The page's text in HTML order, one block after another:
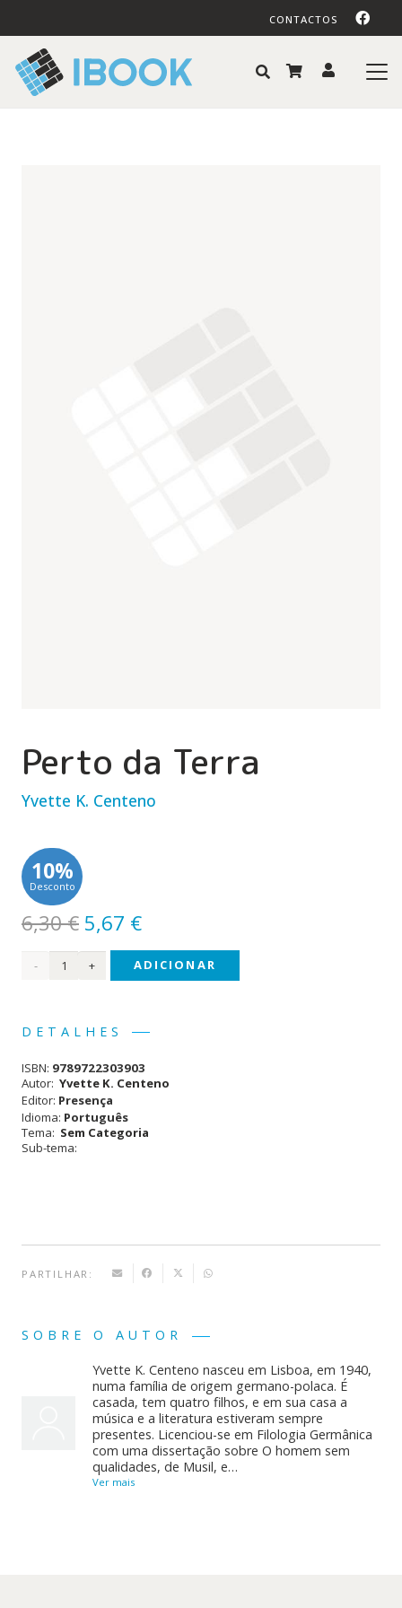
CONTACTOS
Perto da Terra
Yvette K. Centeno
10%
Desconto
6,30€ O
preço
original
6,30 €.
5,67 €O
preço
atual
Quantidade
Terra
ADICIONAR
DETALHES
ISBN: 9789722303903
Autor: Yvette K. Centeno
Editor: Presença
Idioma: Português
Tema: Sem Categoria
Sub-tema:
PARTILHAR:
SOBRE O AUTOR
Yvette K. Centeno nasceu em Lisboa, em 1940,
numa família de origem germano-polaca. É
casada, tem quatro filhos, e em sua casa a
música e a literatura estiveram sempre
presentes. Licenciou-se em Filologia Germânica
com uma dissertação sobre O homem sem
qualidades, de Musil, e…
Ver mais